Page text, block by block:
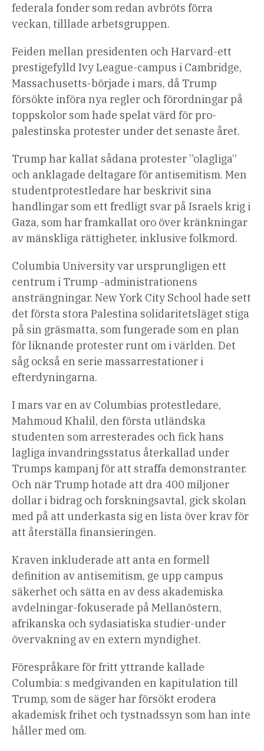
federala fonder som redan avbröts förra
veckan, tilllade arbetsgruppen.
Feiden mellan presidenten och Harvard-ett
prestigefylld Ivy League-campus i Cambridge,
Massachusetts-började i mars, då Trump
försökte införa nya regler och förordningar på
toppskolor som hade spelat värd för pro-
palestinska protester under det senaste året.
Trump har kallat sådana protester ”olagliga”
och anklagade deltagare för antisemitism. Men
studentprotestledare har beskrivit sina
handlingar som ett fredligt svar på Israels krig i
Gaza, som har framkallat oro över kränkningar
av mänskliga rättigheter, inklusive folkmord.
Columbia University var ursprungligen ett
centrum i Trump -administrationens
ansträngningar. New York City School hade sett
det första stora Palestina solidaritetsläget stiga
på sin gräsmatta, som fungerade som en plan
för liknande protester runt om i världen. Det
såg också en serie massarrestationer i
efterdyningarna.
I mars var en av Columbias protestledare,
Mahmoud Khalil, den första utländska
studenten som arresterades och fick hans
lagliga invandringsstatus återkallad under
Trumps kampanj för att straffa demonstranter.
Och när Trump hotade att dra 400 miljoner
dollar i bidrag och forskningsavtal, gick skolan
med på att underkasta sig en lista över krav för
att återställa finansieringen.
Kraven inkluderade att anta en formell
definition av antisemitism, ge upp campus
säkerhet och sätta en av dess akademiska
avdelningar-fokuserade på Mellanöstern,
afrikanska och sydasiatiska studier-under
övervakning av en extern myndighet.
Förespråkare för fritt yttrande kallade
Columbia: s medgivanden en kapitulation till
Trump, som de säger har försökt erodera
akademisk frihet och tystnadssyn som han inte
håller med om.